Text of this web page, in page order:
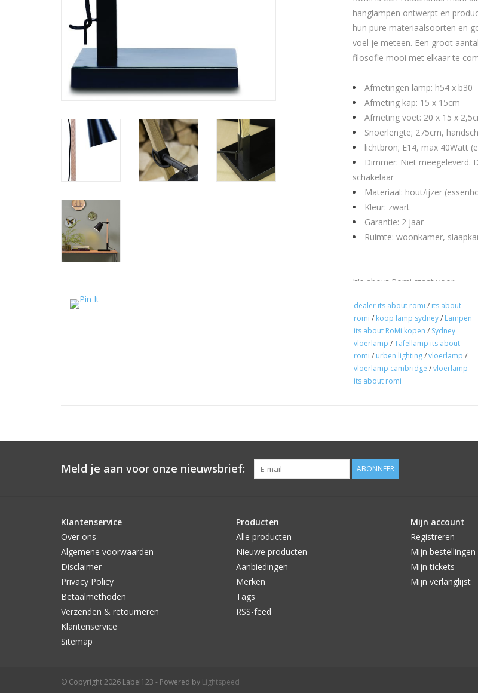
hanglampen ontwerpt en
hun pure materiaalsoorten en
voel je meteen. Een groot
filosofie mooi met elkaar te
Afmetingen lamp: h54 x b30
Afmeting kap: 15 x 15cm
Afmeting voet: 20 x 15 x
Snoerlengte; 275cm,
lichtbron; E14, max 40Watt
Dimmer: Niet meegeleverd.
schakelaar
Materiaal: hout/ijzer
Kleur: zwart
Garantie: 2 jaar
Ruimte: woonkamer,
It's about Romi staat voor:
ontwerp filosofie door stad
Sterke designs
uitstekende kwaliteit
Mooie verlichting voor een
Je kiest met It's about RoMi
dealer its about romi / its about
romi / koop lamp sydney/ Lampen
its about RoMi kopen / Sydney
vloerlamp /Tafellamp its about
romi / urben lighting/vloerlamp /
vloerlamp cambridge /vloerlamp
its about romi
Meld je aan voor onze nieuwsbrief: ABONNEER
Klantenservice
Over ons
Algemene voorwaarden
Disclaimer
Privacy Policy
Betaalmethoden
Verzenden & retourneren
Klantenservice
Sitemap
Producten
Alle producten
Nieuwe producten
Aanbiedingen
Merken
Tags
RSS-feed
Mijn account
Registreren
Mijn bestellingen
Mijn tickets
Mijn verlanglijst
© Copyright 2026 Label123 - Powered by Lightspeed